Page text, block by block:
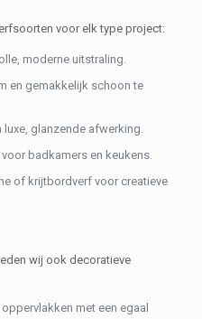
voor elk type project:
moderne uitstraling.
en gemakkelijk schoon te
luxe, glanzende afwerking.
badkamers en keukens.
of krijtbordverf voor creatieve
wij ook decoratieve
met een egaal